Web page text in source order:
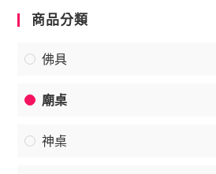
商品分類
佛具
廟桌
神桌